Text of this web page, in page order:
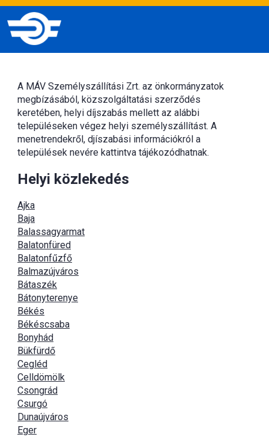
A MÁV Személyszállítási Zrt. az önkormányzatok
megbízásából, közszolgáltatási szerződés
keretében, helyi díjszabás mellett az alábbi
településeken végez helyi személyszállítást. A
menetrendekről, djíszabási információkról a
települések nevére kattintva tájékozódhatnak.
Helyi közlekedés
Ajka
Baja
Balassagyarmat
Balatonfüred
Balatonfűzfő
Balmazújváros
Bátaszék
Bátonyterenye
Békés
Békéscsaba
Bonyhád
Bükfürdő
Cegléd
Celldömölk
Csongrád
Csurgó
Dunaújváros
Eger